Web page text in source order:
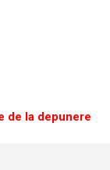
de la depunere